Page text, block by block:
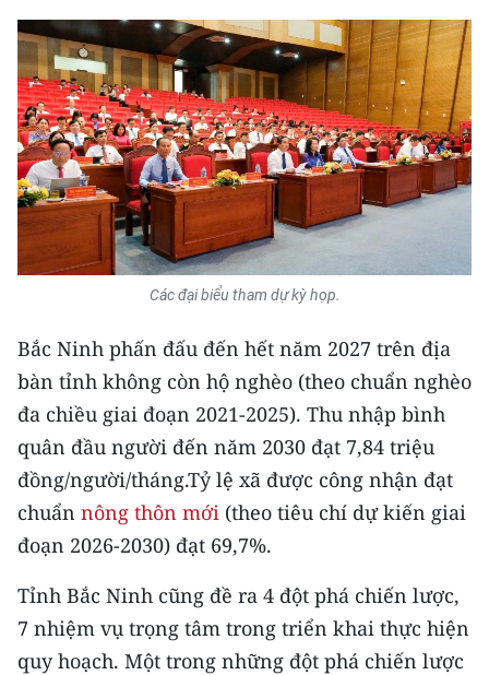
Infographic
TIN MỚI
TIN ĐỊA PHƯƠNG
Trung du và miền núi phía Bắc
Đồng bằng sông Hồng
Duyên hải Nam Trung Bộ và Tây
Nguyên
Đông Nam Bộ
Đồng bằng sông Cửu Long
Chuyên trang Hà Nội
Chuyên trang TP. Hồ Chí Minh
CHUYÊN ĐỀ
CÁC CHUYÊN TRANG
Các đại biểu tham dự kỳ họp.
Bắc Ninh phấn đấu đến hết năm 2027 trên địa
bàn tỉnh không còn hộ nghèo (theo chuẩn nghèo
đa chiều giai đoạn 2021-2025). Thu nhập bình
quân đầu người đến năm 2030 đạt 7,84 triệu
đồng/người/tháng.Tỷ lệ xã được công nhận đạt
chuẩn nông thôn mới (theo tiêu chí dự kiến giai
đoạn 2026-2030) đạt 69,7%.
Tỉnh Bắc Ninh cũng đề ra 4 đột phá chiến lược,
7 nhiệm vụ trọng tâm trong triển khai thực hiện
quy hoạch. Một trong những đột phá chiến lược